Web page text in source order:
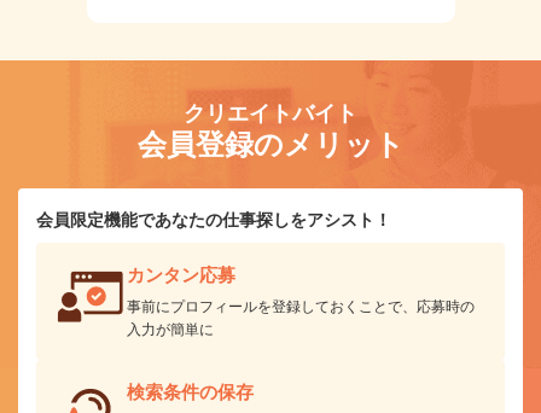
クリエイトバイト
会員登録のメリット
会員限定機能であなたの仕事探しをアシスト！
カンタン応募
事前にプロフィールを登録しておくことで、応募時の
入力が簡単に
検索条件の保存